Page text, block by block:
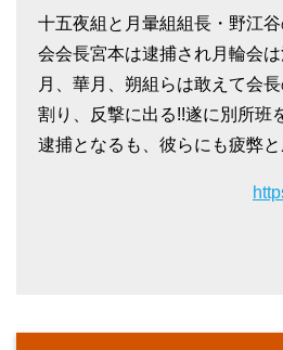
十五夜組と月暈組組長・野江
会会長宮本は逮捕され月輪会
月、華月、朔組らは敢えて会
割り、反撃に出る!!遂に別所班
逮捕となるも、彼らにも疲弊